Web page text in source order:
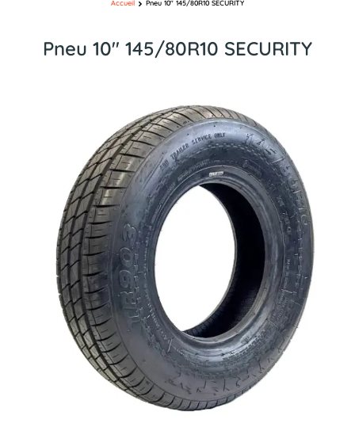
Pneu 10″ 145/80R10 SECURITY
Accueil Pneu 10″ 145/80R10 SECURITY